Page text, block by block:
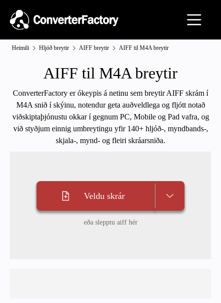
Heimili Hljóð breytir AIFF breytir AIFF til M4A breytir
AIFF til M4A breytir
ConverterFactory er ókeypis á netinu sem breytir AIFF skrám í
M4A snið í skýinu, notendur geta auðveldlega og fljótt notað
viðskiptaþjónustu okkar í gegnum PC, Mobile og Pad vafra, og
við styðjum einnig umbreytingu yfir 140+ hljóð-, myndbands-,
skjala-, mynd- og fleiri skráarsniða.
Veldu skrár
eða slepptu aiff hér